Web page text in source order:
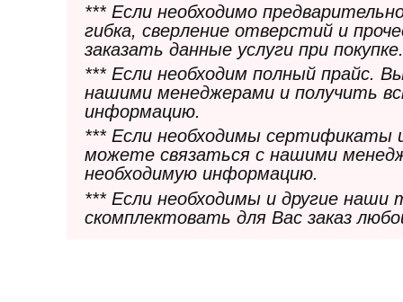
*** Если необходимо
гибка, сверление отверстий и
заказать данные услуги при покупке.
*** Если необходим полный прайс.
нашими менеджерами и получить
информацию.
*** Если необходимы сертификаты
можете связаться с нашими
необходимую информацию.
*** Если необходимы и другие
скомплектовать для Вас заказ